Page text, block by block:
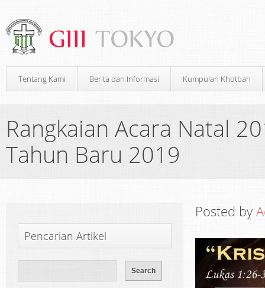
Tentang Kami Berita dan Informasi Kumpulan Khotbah
Rangkaian Acara Natal
Tahun Baru 2019
Pencarian Artikel
Posted by